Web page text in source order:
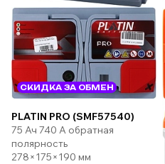
СКИДКА ЗА ОБМЕН
PLATIN PRO (SMF57540)
75 Ач 740 А обратная
полярность
278×175×190 мм